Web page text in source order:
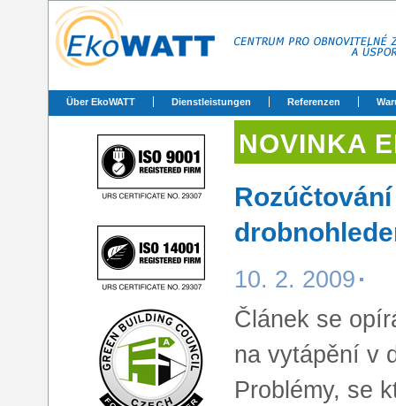
Über EkoWATT Dienstleistungen Referenzen
NOVINKA
10. 2. 2009
Článek se
na vytápění v
Problémy, se